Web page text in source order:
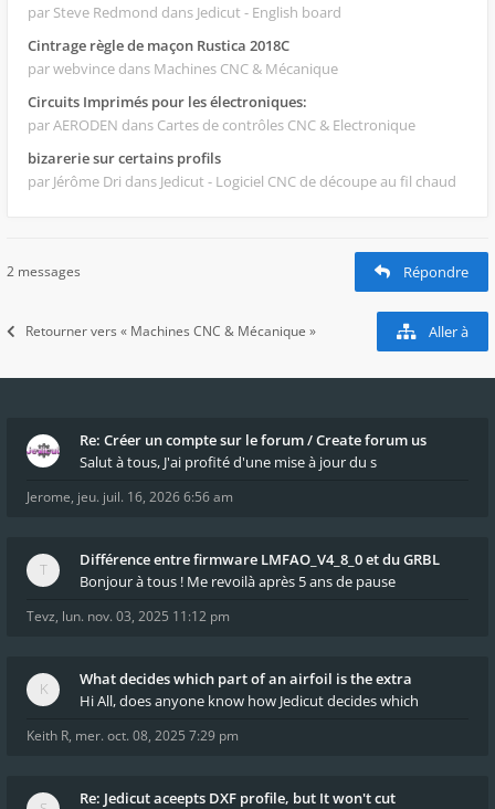
par Steve Redmond dans Jedicut - English board
Cintrage règle de maçon Rustica 2018C
par webvince dans Machines CNC & Mécanique
Circuits Imprimés pour les électroniques:
par AERODEN dans Cartes de contrôles CNC & Electronique
bizarerie sur certains profils
par Jérôme Dri dans Jedicut - Logiciel CNC de découpe au fil chaud
2 messages Répondre
Retourner vers « Machines CNC & Mécanique » Aller à
Re: Créer un compte sur le forum / Create forum us
Salut à tous, J'ai profité d'une mise à jour du s
Jerome, jeu. juil. 16, 2026 6:56 am
Différence entre firmware LMFAO_V4_8_0 et du GRBL
Bonjour à tous ! Me revoilà après 5 ans de pause
Tevz, lun. nov. 03, 2025 11:12 pm
What decides which part of an airfoil is the extra
Hi All, does anyone know how Jedicut decides which
Keith R, mer. oct. 08, 2025 7:29 pm
Re: Jedicut aceepts DXF profile, but It won't cut